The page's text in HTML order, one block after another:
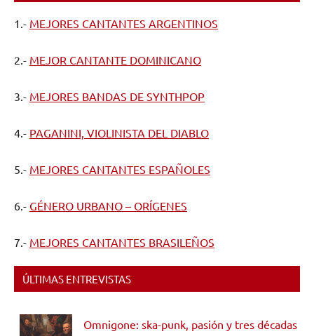
1.- MEJORES CANTANTES ARGENTINOS
2.- MEJOR CANTANTE DOMINICANO
3.- MEJORES BANDAS DE SYNTHPOP
4.- PAGANINI, VIOLINISTA DEL DIABLO
5.- MEJORES CANTANTES ESPAÑOLES
6.- GÉNERO URBANO – ORÍGENES
7.- MEJORES CANTANTES BRASILEÑOS
ÚLTIMAS ENTREVISTAS
Omnigone: ska-punk, pasión y tres décadas